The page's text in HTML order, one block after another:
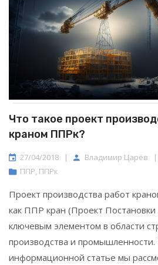
Что такое проект
краном ППРк?
27/04/2018 | Владимир Царёв |
ППР ППРк
Проект производства работ
как ППР кран (Проект Постановки
ключевым элементом в области
производства и промышленности.
информационной статье мы